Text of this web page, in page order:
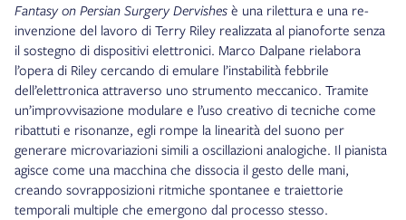
Fantasy on Persian Surgery Dervishes è una rilettura e una re-
invenzione del lavoro di Terry Riley realizzata al pianoforte senza
il sostegno di dispositivi elettronici. Marco Dalpane rielabora
l’opera di Riley cercando di emulare l’instabilità febbrile
dell’elettronica attraverso uno strumento meccanico. Tramite
un’improvvisazione modulare e l’uso creativo di tecniche come
ribattuti e risonanze, egli rompe la linearità del suono per
generare microvariazioni simili a oscillazioni analogiche. Il pianista
agisce come una macchina che dissocia il gesto delle mani,
creando sovrapposizioni ritmiche spontanee e traiettorie
temporali multiple che emergono dal processo stesso.